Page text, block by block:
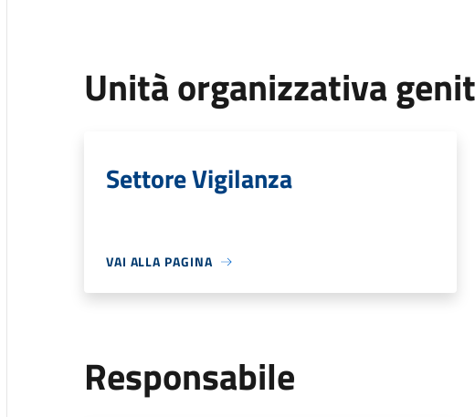
Unità organizzativa
Settore Vigilanza
VAI ALLA PAGINA
Responsabile